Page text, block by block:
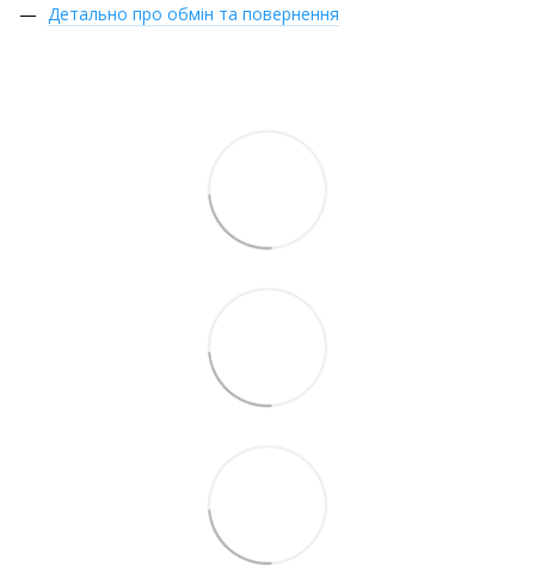
Детально про обмін та повернення